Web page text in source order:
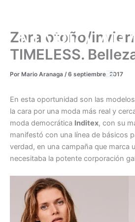
MARIO
Zara otoño/
TIMELESS.
Por Mario Aranaga /6 septiembre, 2017
En esta oportunidad son las
la cara por una moda más real y
moda democrática Inditex, con su
manifestó con una línea de básicos
verdad, en una campaña que marca
necesitaba la potente corporación